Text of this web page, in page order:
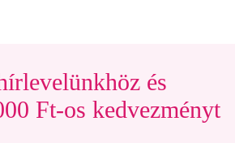
és
Ft-os kedvezményt